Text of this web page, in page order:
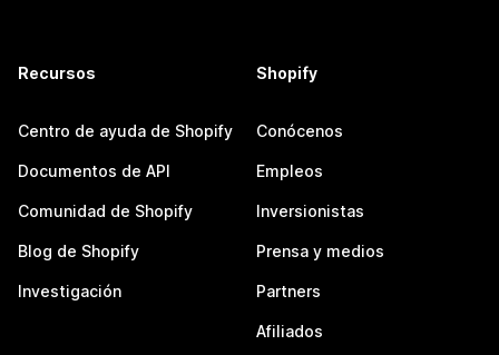
Recursos
Centro de ayuda de Shopify
Documentos de API
Comunidad de Shopify
Blog de Shopify
Investigación
Shopify
Conócenos
Empleos
Inversionistas
Prensa y medios
Partners
Afiliados